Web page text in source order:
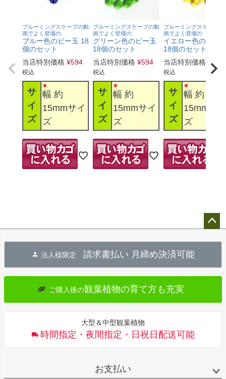
ブルーミングスケープの動
画でよく登場の
ブルー色のビー玉 18
個のセット
当店特別価格 ¥594
税込
サ
イ
ズ
幅 約
15mmサイ
ズ
ブルーミングスケープの動
画でよく登場の
グリーン色のビー玉
18個のセット
当店特別価格 ¥594
税込
サ
イ
ズ
幅 約
15mmサイ
ズ
ブルーミングスケープの
画でよく登場の
イエロー色のビー
18個のセット
当店特別価格
¥594
税込
サ
イ
ズ
幅 約
15mmサ
ズ
へ
法人様限定 請求書払い 月締め決済可能
ご購入後の観葉植物の育て方も充実
大型＆中型観葉植物
時間指定・夜間指定・日祝日配送可能
お支払い